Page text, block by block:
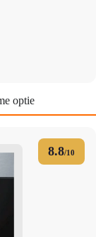
optie
8.8/10